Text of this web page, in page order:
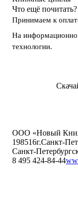
Что ещё почитать?
Принимаем к
На
технологии.
ООО «Новый
198516г.Санкт-
Санкт-
8 495 424-84-44